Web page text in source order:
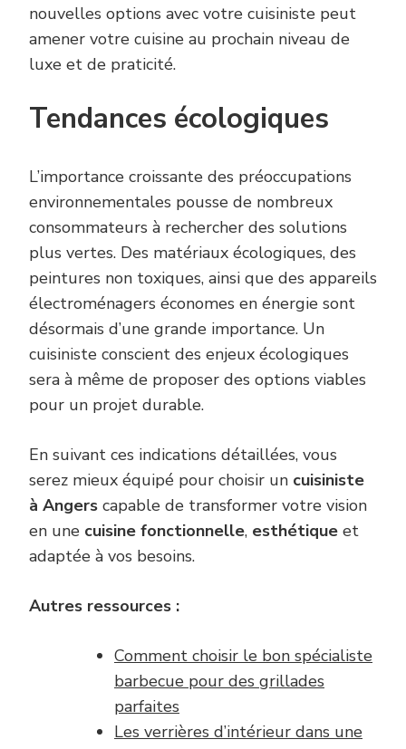
nouvelles options avec votre cuisiniste peut
amener votre cuisine au prochain niveau de
luxe et de praticité.
Tendances écologiques
L’importance croissante des préoccupations
environnementales pousse de nombreux
consommateurs à rechercher des solutions
plus vertes. Des matériaux écologiques, des
peintures non toxiques, ainsi que des appareils
électroménagers économes en énergie sont
désormais d’une grande importance. Un
cuisiniste conscient des enjeux écologiques
sera à même de proposer des options viables
pour un projet durable.
En suivant ces indications détaillées, vous
serez mieux équipé pour choisir un cuisiniste
à Angers capable de transformer votre vision
en une cuisine fonctionnelle, esthétique et
adaptée à vos besoins.
Autres ressources :
Comment choisir le bon spécialiste
barbecue pour des grillades
parfaites
Les verrières d’intérieur dans une